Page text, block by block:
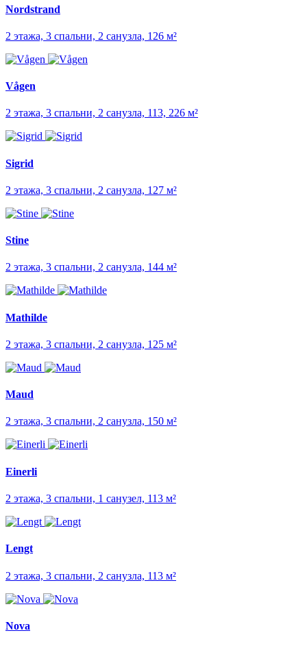
Nordstrand
2 этажа, 3 спальни, 2 санузла, 126 м²
Vågen
2 этажа, 3 спальни, 2 санузла, 113, 226 м²
Sigrid
2 этажа, 3 спальни, 2 санузла, 127 м²
Stine
2 этажа, 3 спальни, 2 санузла, 144 м²
Mathilde
2 этажа, 3 спальни, 2 санузла, 125 м²
Maud
2 этажа, 3 спальни, 2 санузла, 150 м²
Einerli
2 этажа, 3 спальни, 1 санузел, 113 м²
Lengt
2 этажа, 3 спальни, 2 санузла, 113 м²
Nova